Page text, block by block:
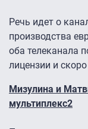
Речь идет о
производства
оба телеканала
лицензии и
Мизулина и
мультиплекс2